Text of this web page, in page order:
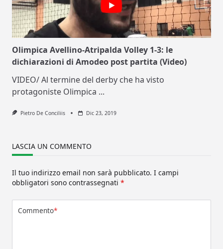
Olimpica Avellino-Atripalda Volley 1-3: le
dichiarazioni di Amodeo post partita (Video)
VIDEO/ Al termine del derby che ha visto
protagoniste Olimpica ...
Pietro De Conciliis Dic 23, 2019
LASCIA UN COMMENTO
Il tuo indirizzo email non sarà pubblicato. I campi
obbligatori sono contrassegnati *
Commento*